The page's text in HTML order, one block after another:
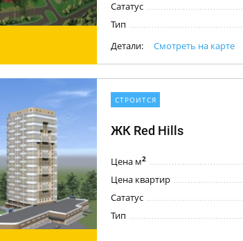
Сататус
Тип
Детали: Смотреть на карте
СТРОИТСЯ
ЖК Red Hills
Цена м2
Цена квартир
Сататус
Тип